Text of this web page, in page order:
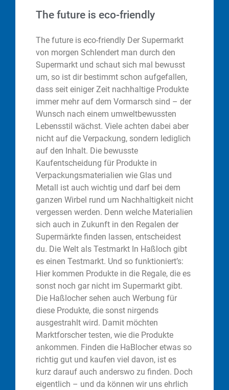
The future is eco-friendly
The future is eco-friendly Der Supermarkt
von morgen Schlendert man durch den
Supermarkt und schaut sich mal bewusst
um, so ist dir bestimmt schon aufgefallen,
dass seit einiger Zeit nachhaltige Produkte
immer mehr auf dem Vormarsch sind – der
Wunsch nach einem umweltbewussten
Lebensstil wächst. Viele achten dabei aber
nicht auf die Verpackung, sondern lediglich
auf den Inhalt. Die bewusste
Kaufentscheidung für Produkte in
Verpackungsmaterialien wie Glas und
Metall ist auch wichtig und darf bei dem
ganzen Wirbel rund um Nachhaltigkeit nicht
vergessen werden. Denn welche Materialien
sich auch in Zukunft in den Regalen der
Supermärkte finden lassen, entscheidest
du. Die Welt als Testmarkt In Haßloch gibt
es einen Testmarkt. Und so funktioniert’s:
Hier kommen Produkte in die Regale, die es
sonst noch gar nicht im Supermarkt gibt.
Die Haßlocher sehen auch Werbung für
diese Produkte, die sonst nirgends
ausgestrahlt wird. Damit möchten
Marktforscher testen, wie die Produkte
ankommen. Finden die HaBlocher etwas so
richtig gut und kaufen viel davon, ist es
kurz darauf auch anderswo zu finden. Doch
eigentlich – und da können wir uns ehrlich